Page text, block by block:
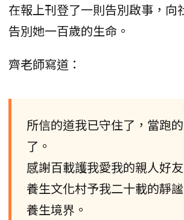
在報上刊登了一則告別啟事，向
告別她一百歲的生命。
齊老師寫道：
所信的道我已守住了，當跑
了。
感謝百載護我愛我的親人好
養生文化村予我二十載的靜
養生境界。